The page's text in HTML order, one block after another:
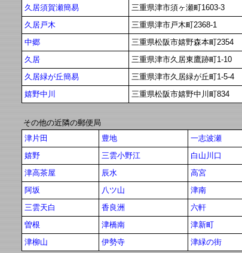
久居須賀瀬簡易
三重県津市須ヶ瀬町1603-3
久居戸木
三重県津市戸木町2368-1
中郷
三重県松阪市嬉野森本町2354
久居
三重県津市久居東鷹跡町1-10
久居緑が丘簡易
三重県津市久居緑が丘町1-5-4
嬉野中川
三重県松阪市嬉野中川町834
その他の近隣の郵便局
津片田
豊地 一志波瀬
嬉野
三雲小野江 白山川口
津高茶屋
辰水 高宮
阿坂
八ツ山 津南
三雲天白
香良洲 六軒
曽根
津橋南 津新町
津柳山
伊勢寺 津緑の街